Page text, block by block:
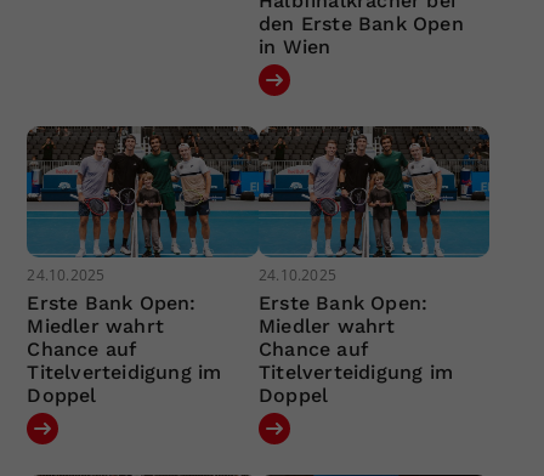
den Erste Bank Open
in Wien
24.10.2025
Erste Bank Open:
Miedler wahrt
Chance auf
Titelverteidigung im
Doppel
24.10.2025
Erste Bank Open:
Miedler wahrt
Chance auf
Titelverteidigung im
Doppel